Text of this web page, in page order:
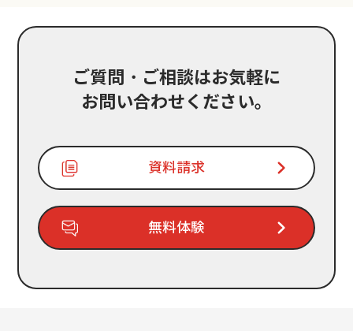
ご質問・ご相談はお気軽に
お問い合わせください。
資料請求
無料体験